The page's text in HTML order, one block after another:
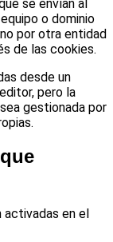
se envían al
o dominio
por otra entidad
de las cookies.
desde un
pero la
gestionada por
en el